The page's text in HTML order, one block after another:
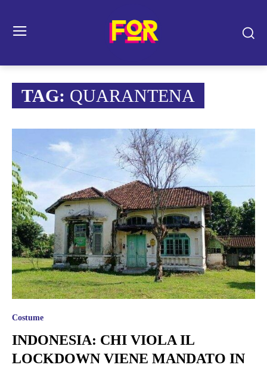
TAG: QUARANTENA
Costume
INDONESIA: CHI VIOLA IL
LOCKDOWN VIENE MANDATO IN